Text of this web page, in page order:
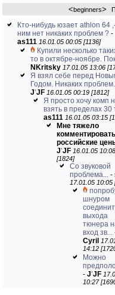
<beginners>
Кто-нибудь юзает athlon 64
ним нет никаких проблем ? -
as111 16.01.05 00:05 [1136]
Купили несколько
то в октябре-ноябре.
NKritsky 17.01.05 13:06
Я взял себе перед
Годом. Никаких проблем.
J'JF 16.01.05 00:19 [1812]
Я просто хочу комп
взять в пределах 30
as111 16.01.05 03:15
Мне тяжело
комментировать
российские
J'JF 16.01.05 10:08
[1824]
Со звуковой
проблема... -
17.01.05 10:05
шнуром
выхода
тюнера
вход зв...
Cyril
14:12
Можно
- J'JF
10:27